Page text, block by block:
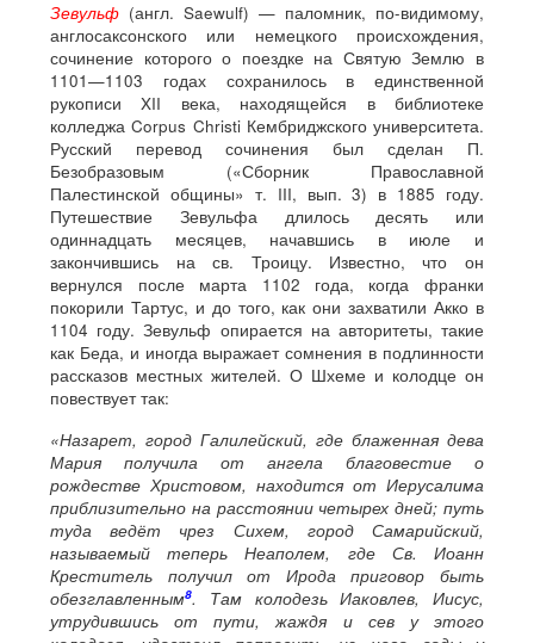
Зевульф (англ. Saewulf) — паломник, по-видимому,
англосаксонского или немецкого происхождения,
сочинение которого о поездке на Святую Землю в
1101—1103 годах сохранилось в единственной
рукописи XII века, находящейся в библиотеке
колледжа Corpus Christi Кембриджского университета.
Русский перевод сочинения был сделан П.
Безобразовым («Сборник Православной
Палестинской общины» т. III, вып. 3) в 1885 году.
Путешествие Зевульфа длилось десять или
одиннадцать месяцев, начавшись в июле и
закончившись на св. Троицу. Известно, что он
вернулся после марта 1102 года, когда франки
покорили Тартус, и до того, как они захватили Акко в
1104 году. Зевульф опирается на авторитеты, такие
как Беда, и иногда выражает сомнения в подлинности
рассказов местных жителей. О Шхеме и колодце он
повествует так:
«Назарет, город Галилейский, где блаженная дева
Мария получила от ангела благовестие о
рождестве Христовом, находится от Иерусалима
приблизительно на расстоянии четырех дней; путь
туда ведёт чрез Сихем, город Самарийский,
называемый теперь Неаполем, где Св. Иоанн
Креститель получил от Ирода приговор быть
обезглавленным8. Там колодезь Иаковлев, Иисус,
утрудившись от пути, жаждя и сев у этого